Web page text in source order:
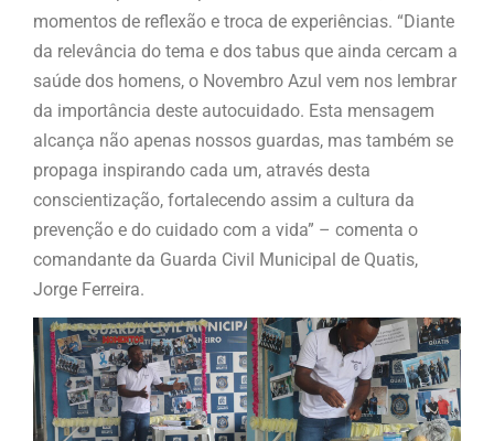
momentos de reflexão e troca de experiências. “Diante
da relevância do tema e dos tabus que ainda cercam a
saúde dos homens, o Novembro Azul vem nos lembrar
da importância deste autocuidado. Esta mensagem
alcança não apenas nossos guardas, mas também se
propaga inspirando cada um, através desta
conscientização, fortalecendo assim a cultura da
prevenção e do cuidado com a vida” – comenta o
comandante da Guarda Civil Municipal de Quatis,
Jorge Ferreira.